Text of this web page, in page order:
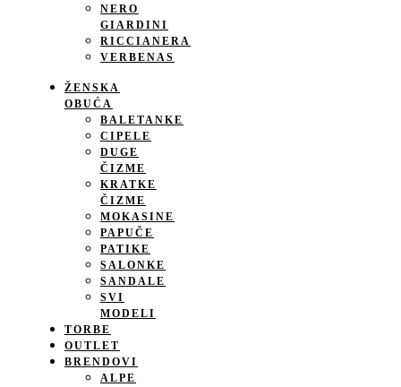
NERO
GIARDINI
RICCIANERA
VERBENAS
ŽENSKA
OBUĆA
BALETANKE
CIPELE
DUGE
ČIZME
KRATKE
ČIZME
MOKASINE
PAPUČE
PATIKE
SALONKE
SANDALE
SVI
MODELI
TORBE
OUTLET
BRENDOVI
ALPE